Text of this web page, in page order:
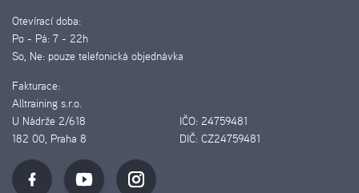
Otevírací doba:
Po - Pá: 7 - 22h
So, Ne: pouze telefonická objednávka
Fakturace:
Alltraining s.r.o.
U Nádrže 2/618
IČO: 24759481
182 00, Praha 8
DIČ: CZ24759481